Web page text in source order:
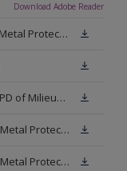
Download Adobe Reader
Technisch Informatieblad Redox BL Metal Protect (PDF)
Sikkens Metal Paints Waterborne- EPD of Milieuproductverklaring
Veiligheidsinformatieblad Redox BL Metal Protect Satin N00 (MSDS)
Veiligheidsinformatieblad Redox BL Metal Protect Satin White W05 (MSDS)